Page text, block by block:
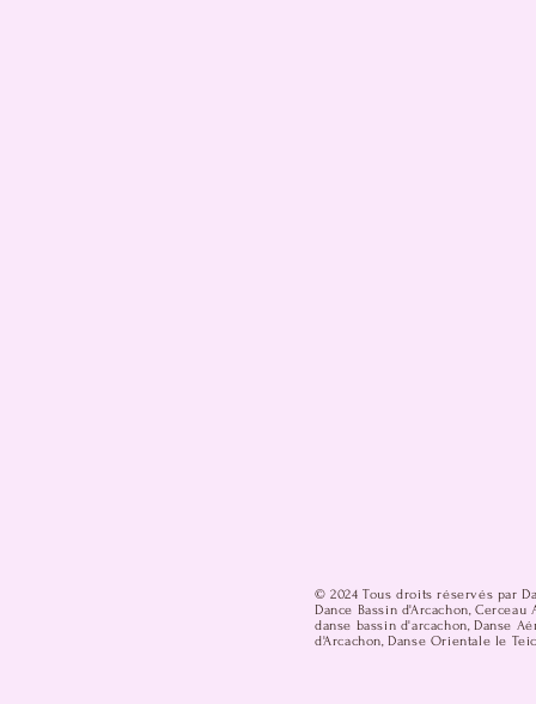
© 2024 Tous droits réservés par
Dance Bassin d'Arcachon,
danse bassin d'arcachon, Danse
d'Arcachon, Danse Orientale le